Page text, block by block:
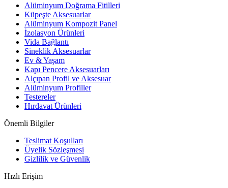
Alüminyum Doğrama Fitilleri
Küpeşte Aksesuarlar
Alüminyum Kompozit Panel
İzolasyon Ürünleri
Vida Bağlantı
Sineklik Aksesuarlar
Ev & Yaşam
Kapı Pencere Aksesuarları
Alçıpan Profil ve Aksesuar
Alüminyum Profiller
Testereler
Hırdavat Ürünleri
Önemli Bilgiler
Teslimat Koşulları
Üyelik Sözleşmesi
Gizlilik ve Güvenlik
Hızlı Erişim